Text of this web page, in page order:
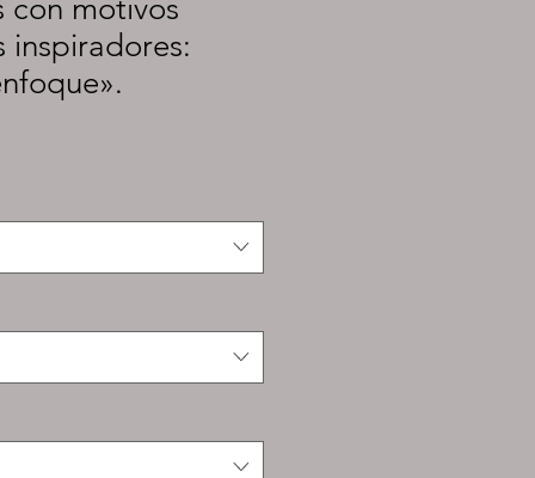
con motivos